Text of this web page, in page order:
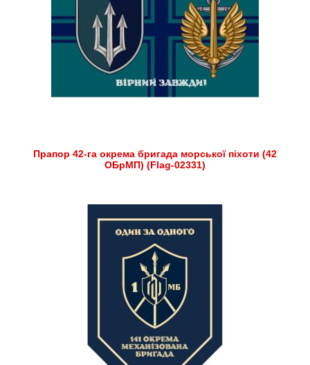
Прапор 42-га окрема бригада морської піхоти (42
ОБрМП) (Flag-02331)